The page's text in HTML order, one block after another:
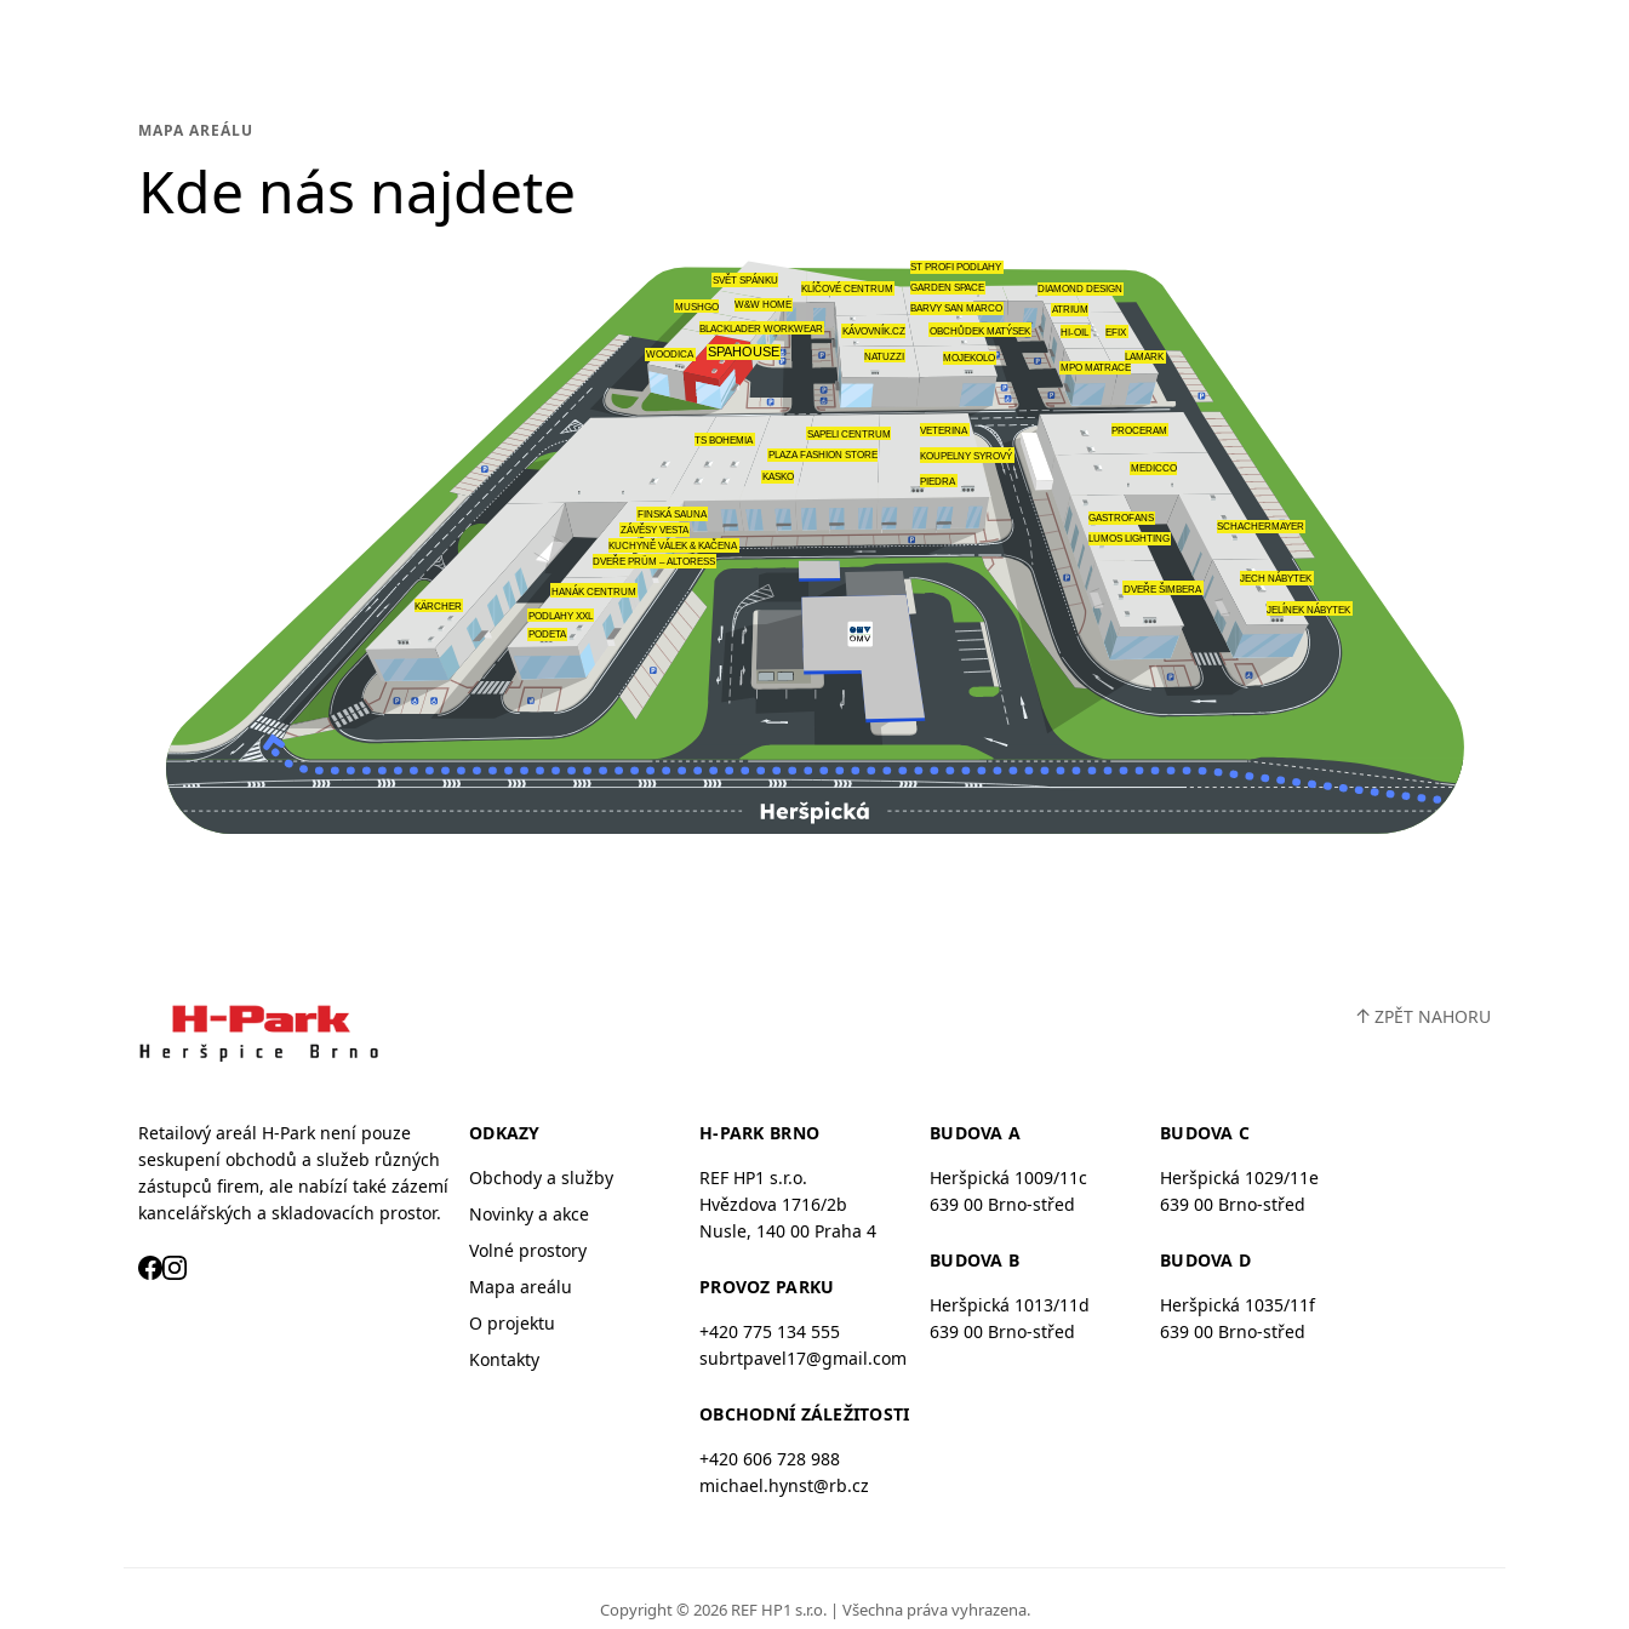
MAPA AREÁLU
Kde nás najdete
KÄRCHER
PODLAHY XXL
PODETA
HANÁK CENTRUM
DVEŘE PRÜM – ALTORESS
FINSKÁ SAUNA
ZÁVĚSY VESTA
KUCHYNĚ VÁLEK & KAČENA
TS BOHEMIA
KASKO
PLAZA FASHION STORE
SAPELI CENTRUM
KOUPELNY SYROVÝ
VETERINA
PIEDRA
DVEŘE ŠIMBERA
LUMOS LIGHTING
GASTROFANS
MEDICCO
PROCERAM
SCHACHERMAYER
JELÍNEK NÁBYTEK
JECH NÁBYTEK
WOODICA SPAHOUSE
MUSHGO
BLACKLADER WORKWEAR
W&W HOME
SVĚT SPÁNKU
KLÍČOVÉ CENTRUM
KÁVOVNÍK.CZ
NATUZZI MOJEKOLO
OBCHŮDEK MATÝSEK
BARVY SAN MARCO
GARDEN SPACE
ST PROFI PODLAHY
ATRIUM
HI-OIL
MPO MATRACE
DIAMOND DESIGN
EFIX
LAMARK
↑ ZPĚT NAHORU
Retailový areál H-Park není pouze
seskupení obchodů a služeb různých
zástupců firem, ale nabízí také zázemí
kancelářských a skladovacích prostor.
ODKAZY
Obchody a služby
Novinky a akce
Volné prostory
Mapa areálu
O projektu
Kontakty
H-PARK BRNO
REF HP1 s.r.o.
Hvězdova 1716/2b
Nusle, 140 00 Praha 4
PROVOZ PARKU
+420 775 134 555
subrtpavel17@gmail.com
OBCHODNÍ ZÁLEŽITOSTI
+420 606 728 988
michael.hynst@rb.cz
BUDOVA A
Heršpická 1009/11c
639 00 Brno-střed
BUDOVA B
Heršpická 1013/11d
639 00 Brno-střed
BUDOVA C
Heršpická 1029/11e
639 00 Brno-střed
BUDOVA D
Heršpická 1035/11f
639 00 Brno-střed
Copyright © 2026 REF HP1 s.r.o. | Všechna práva vyhrazena.